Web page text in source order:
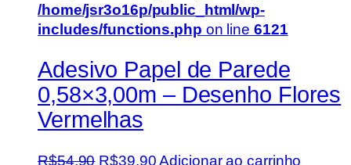
/home/jsr3o16p/public_html/wp-
includes/functions.php on line 6121
Adesivo Papel de Parede
0,58×3,00m – Desenho Flores
Vermelhas
R$54,90 O
R$39,90O
Adicionar ao carrinho